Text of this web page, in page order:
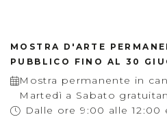
MOSTRA D'ARTE
PUBBLICO FINO AL 30
Mostra permanente in
Martedì a Sabato
Dalle ore 9:00 alle 12:00